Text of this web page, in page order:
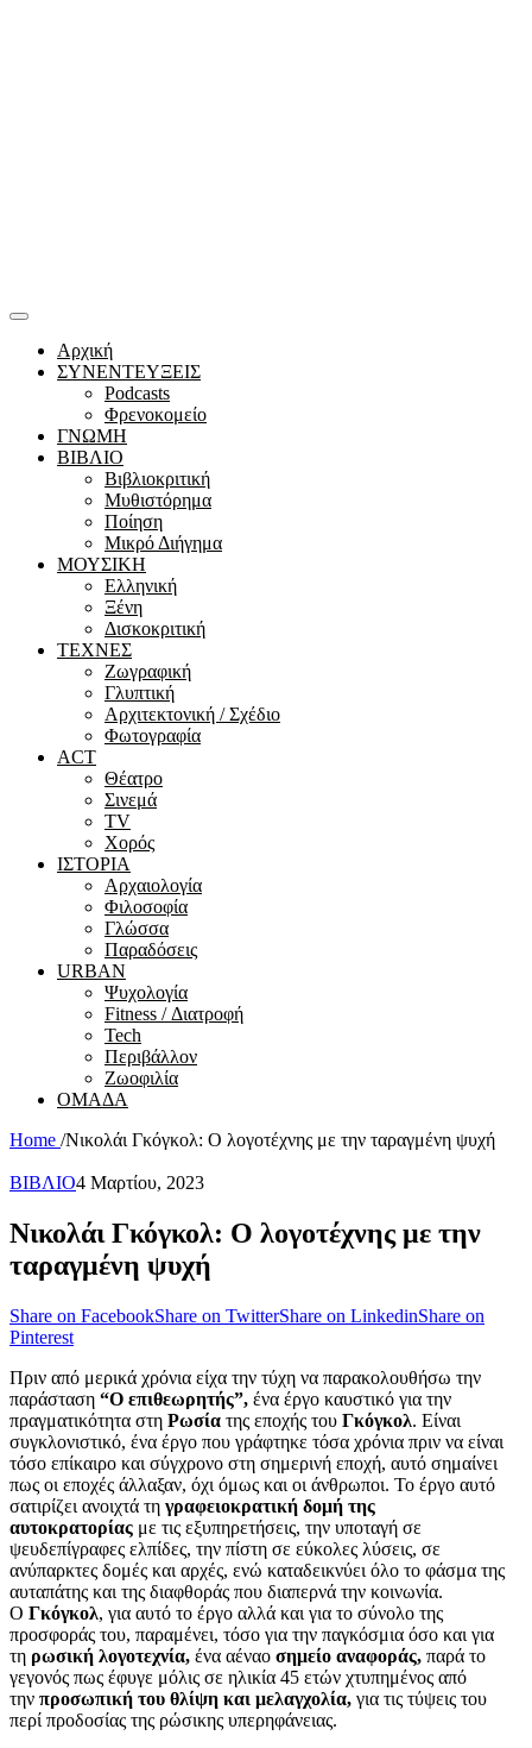
Αρχική
ΣΥΝΕΝΤΕΥΞΕΙΣ
Podcasts
Φρενοκομείο
ΓΝΩΜΗ
ΒΙΒΛΙΟ
Βιβλιοκριτική
Μυθιστόρημα
Ποίηση
Μικρό Διήγημα
ΜΟΥΣΙΚΗ
Ελληνική
Ξένη
Δισκοκριτική
ΤΕΧΝΕΣ
Ζωγραφική
Γλυπτική
Αρχιτεκτονική / Σχέδιο
Φωτογραφία
ACT
Θέατρο
Σινεμά
ΤV
Χορός
ΙΣΤΟΡΙΑ
Αρχαιολογία
Φιλοσοφία
Γλώσσα
Παραδόσεις
URBAN
Ψυχολογία
Fitness / Διατροφή
Tech
Περιβάλλον
Ζωοφιλία
ΟΜΑΔΑ
Home /Νικολάι Γκόγκολ: Ο λογοτέχνης με την ταραγμένη ψυχή
ΒΙΒΛΙΟ4 Μαρτίου, 2023
Νικολάι Γκόγκολ: Ο λογοτέχνης με την
ταραγμένη ψυχή
Share on FacebookShare on TwitterShare on LinkedinShare on
Pinterest
Πριν από μερικά χρόνια είχα την τύχη να παρακολουθήσω την
παράσταση “Ο επιθεωρητής”, ένα έργο καυστικό για την
πραγματικότητα στη Ρωσία της εποχής του Γκόγκολ. Είναι
συγκλονιστικό, ένα έργο που γράφτηκε τόσα χρόνια πριν να είναι
τόσο επίκαιρο και σύγχρονο στη σημερινή εποχή, αυτό σημαίνει
πως οι εποχές άλλαξαν, όχι όμως και οι άνθρωποι. Το έργο αυτό
σατιρίζει ανοιχτά τη γραφειοκρατική δομή της
αυτοκρατορίας με τις εξυπηρετήσεις, την υποταγή σε
ψευδεπίγραφες ελπίδες, την πίστη σε εύκολες λύσεις, σε
ανύπαρκτες δομές και αρχές, ενώ καταδεικνύει όλο το φάσμα της
αυταπάτης και της διαφθοράς που διαπερνά την κοινωνία.
Ο Γκόγκολ, για αυτό το έργο αλλά και για το σύνολο της
προσφοράς του, παραμένει, τόσο για την παγκόσμια όσο και για
τη ρωσική λογοτεχνία, ένα αέναο σημείο αναφοράς, παρά το
γεγονός πως έφυγε μόλις σε ηλικία 45 ετών χτυπημένος από
την προσωπική του θλίψη και μελαγχολία, για τις τύψεις του
περί προδοσίας της ρώσικης υπερηφάνειας.